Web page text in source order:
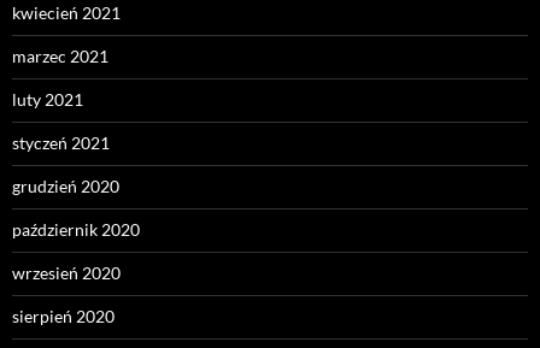
kwiecień 2021
marzec 2021
luty 2021
styczeń 2021
grudzień 2020
październik 2020
wrzesień 2020
sierpień 2020